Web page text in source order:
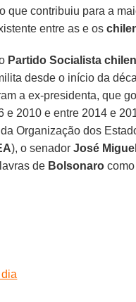
que contribuiu para a
entre as e os
Partido Socialista
desde o início da
a ex-presidenta, que
e 2010 e entre 2014 e
Organização dos
), o senadorJosé
de Bolsonaro como